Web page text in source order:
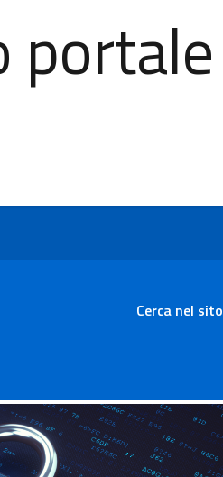
portale
Cerca nel sito